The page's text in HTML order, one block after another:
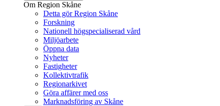
Om Region Skåne
Detta gör Region Skåne
Forskning
Nationell högspecialiserad vård
Miljöarbete
Öppna data
Nyheter
Fastigheter
Kollektivtrafik
Regionarkivet
Göra affärer med oss
Marknadsföring av Skåne